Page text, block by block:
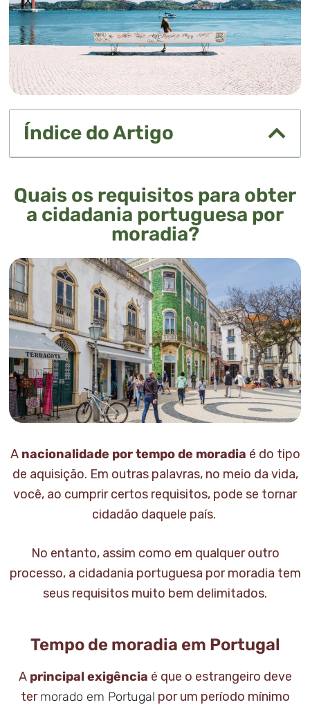
Índice do Artigo
Quais os requisitos para obter
a cidadania portuguesa por
moradia?
A nacionalidade por tempo de moradia é do tipo
de aquisição. Em outras palavras, no meio da vida,
você, ao cumprir certos requisitos, pode se tornar
cidadão daquele país.
No entanto, assim como em qualquer outro
processo, a cidadania portuguesa por moradia tem
seus requisitos muito bem delimitados.
Tempo de moradia em Portugal
A principal exigência é que o estrangeiro deve
termorado em Portugal por um período mínimo